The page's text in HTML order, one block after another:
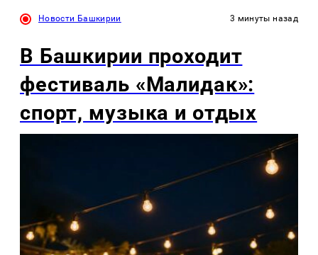
Новости Башкирии 3 минуты назад
В Башкирии проходит
фестиваль «Малидак»:
спорт, музыка и отдых